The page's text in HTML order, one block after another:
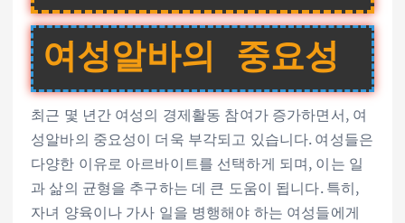
여성알바의 중요성
최근 몇 년간 여성의 경제활동 참여가 증가하면서, 여
성알바의 중요성이 더욱 부각되고 있습니다. 여성들은
다양한 이유로 아르바이트를 선택하게 되며, 이는 일
과 삶의 균형을 추구하는 데 큰 도움이 됩니다. 특히,
자녀 양육이나 가사 일을 병행해야 하는 여성들에게